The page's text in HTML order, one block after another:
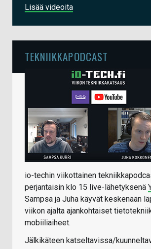
Lisää videoita
TEKNIIKKAPODCAST
io-techin viikottainen
perjantaisin klo 15 live-lähetyksenä
Sampsa ja Juha käyvät keskenään
viikon ajalta ajankohtaiset
mobiiliaiheet.
Jälkikäteen katseltavissa/